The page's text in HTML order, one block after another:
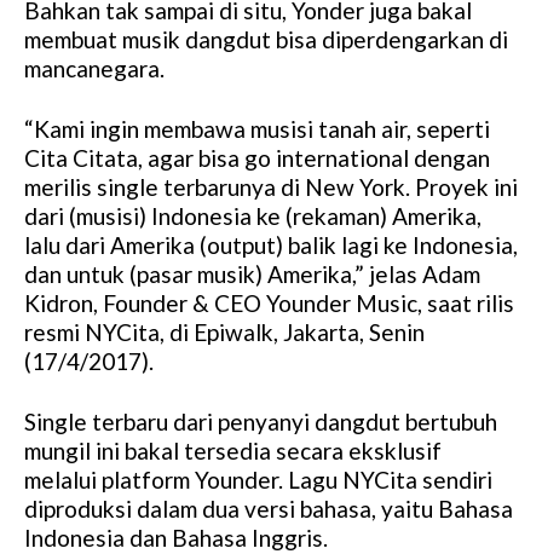
Bahkan tak sampai di situ, Yonder juga bakal
membuat musik dangdut bisa diperdengarkan di
mancanegara.
“Kami ingin membawa musisi tanah air, seperti
Cita Citata, agar bisa go international dengan
merilis single terbarunya di New York. Proyek ini
dari (musisi) Indonesia ke (rekaman) Amerika,
lalu dari Amerika (output) balik lagi ke Indonesia,
dan untuk (pasar musik) Amerika,” jelas Adam
Kidron, Founder & CEO Younder Music, saat rilis
resmi NYCita, di Epiwalk, Jakarta, Senin
(17/4/2017).
Single terbaru dari penyanyi dangdut bertubuh
mungil ini bakal tersedia secara eksklusif
melalui platform Younder. Lagu NYCita sendiri
diproduksi dalam dua versi bahasa, yaitu Bahasa
Indonesia dan Bahasa Inggris.